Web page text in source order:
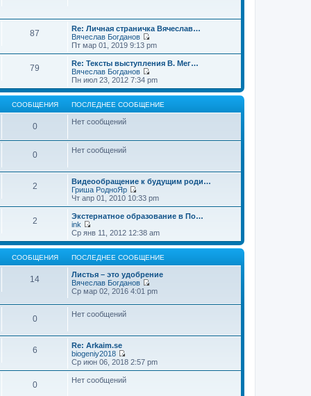
б
щ
н
и
ю
д
н
е
м
о
о
б
щ
е
н
ю
87
Re: Личная страничка Вячеслав…
Вячеслав Богданов
П
е
р
е
й
т
и
к
е
м
у
о
о
б
е
н
ю
Пт мар 01, 2019 9:13 pm
79
Re: Тексты выступления В. Мег…
Вячеслав Богданов
П
е
р
е
й
л
е
д
н
е
у
о
о
б
щ
н
ю
Пн июл 23, 2012 7:34 pm
СООБЩЕНИЯ ПОСЛЕДНЕЕ СООБЩЕНИЕ
0 Нет сообщений
0 Нет сообщений
2
Видеообращение к будущим роди…
Гриша РодноЯр
П
е
р
е
й
т
и
к
о
с
л
е
д
у
о
б
Чт апр 01, 2010 10:33 pm
2
Экстернатное образование в По…
ink
П
е
р
е
й
т
и
к
п
о
с
д
н
е
м
у
с
Ср янв 11, 2012 12:38 am
СООБЩЕНИЯ ПОСЛЕДНЕЕ СООБЩЕНИЕ
14
Листья – это удобрение
Вячеслав Богданов
П
р
и
о
с
Ср мар 02, 2016 4:01 pm
0 Нет сообщений
6
Re: Arkaim.se
biogeniy2018
П
е
р
е
Ср июн 06, 2018 2:57 pm
0 Нет сообщений